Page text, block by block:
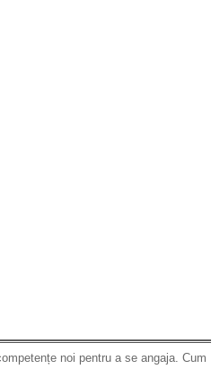
noi pentru a se angaja. Cum